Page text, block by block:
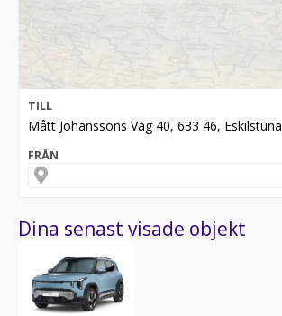
TILL
Mått Johanssons Väg 40, 633 46, Eskilstuna
FRÅN
Dina senast visade objekt